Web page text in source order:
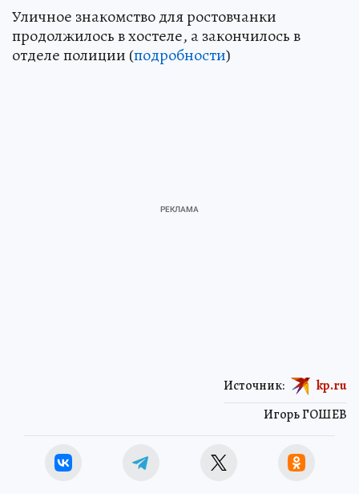
Уличное знакомство для ростовчанки
продолжилось в хостеле, а закончилось в
отделе полиции (подробности)
Игорь ГОШЕВ
Источник: kp.ru